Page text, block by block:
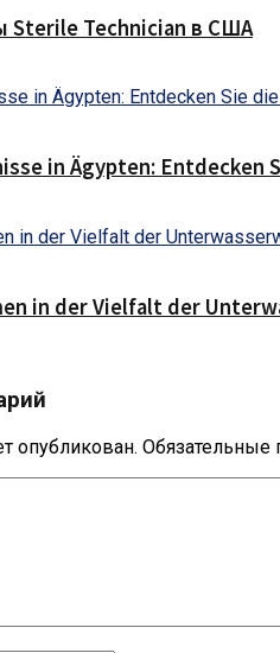
Sterile Technician в США
in Ägypten: Entdecken
in der Vielfalt der
опубликован. Обязательные